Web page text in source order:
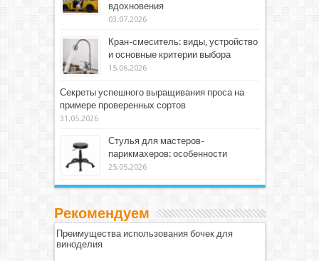
вдохновения
03.07.2026
Кран-смеситель: виды, устройство
и основные критерии выбора
15.06.2026
Секреты успешного выращивания проса на
примере проверенных сортов
31.05.2026
Стулья для мастеров-
парикмахеров: особенности
25.05.2026
Рекомендуем
Преимущества использования бочек для
виноделия